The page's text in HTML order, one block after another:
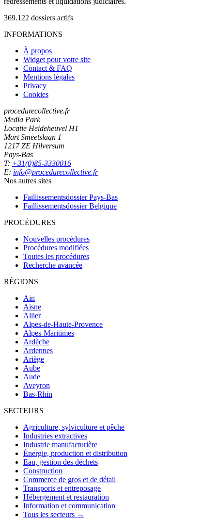
369.122 dossiers actifs
INFORMATIONS
À propos
Widget pour votre site
Contact & FAQ
Mentions légales
Privacy
Cookies
procedurecollective.fr
Media Park
Locatie Heideheuvel H1
Mart Smeetslaan 1
1217 ZE Hilversum
Pays-Bas
T: +31(0)85-3330016
E: info@procedurecollective.fr
Nos autres sites
Faillissementsdossier Pays-Bas
Faillissementsdossier Belgique
PROCÉDURES
Nouvelles procédures
Procédures modifiées
Toutes les procédures
Recherche avancée
RÉGIONS
Ain
Aisne
Allier
Alpes-de-Haute-Provence
Alpes-Maritimes
Ardèche
Ardennes
Ariège
Aube
Aude
Aveyron
Bas-Rhin
SECTEURS
Agriculture, sylviculture et pêche
Industries extractives
Industrie manufacturière
Énergie, production et distribution
Eau, gestion des déchets
Construction
Commerce de gros et de détail
Transports et entreposage
Hébergement et restauration
Information et communication
Tous les secteurs →